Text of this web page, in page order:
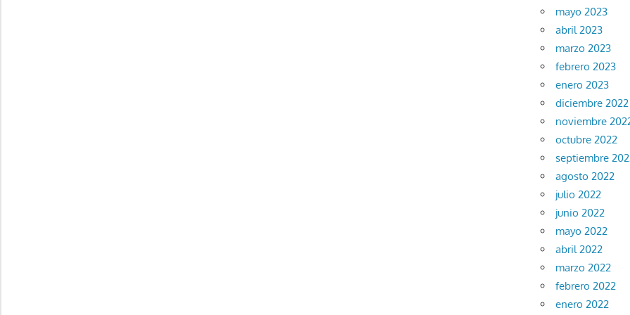
mayo 2023
abril 2023
marzo 2023
febrero 2023
enero 2023
diciembre 2022
noviembre
octubre 2022
septiembre
agosto 2022
julio 2022
junio 2022
mayo 2022
abril 2022
marzo 2022
febrero 2022
enero 2022